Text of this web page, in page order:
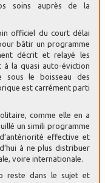
soins auprès de la
officiel du court délai
bâtir un programme
décrit et relayé les
la quasi auto-éviction
sous le boisseau des
est carrément parti
comme elle en a
un simili programme
effective et
à ne plus distribuer
voire internationale.
reste dans le sujet et